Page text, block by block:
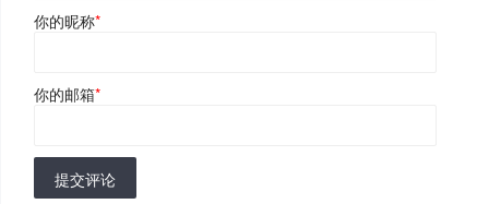
你的昵称*
你的邮箱*
提交评论